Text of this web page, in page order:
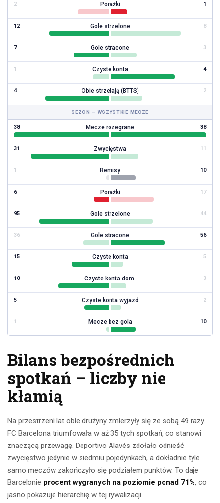
2 Porażki 1
12 Gole strzelone 8
7 Gole stracone 3
1 Czyste konta 4
4 Obie strzelają (BTTS) 2
SEZON — WSZYSTKIE MECZE
38 Mecze rozegrane 38
31 Zwycięstwa 11
1 Remisy 10
6 Porażki 17
95 Gole strzelone 44
36 Gole stracone 56
15 Czyste konta 5
10 Czyste konta dom. 3
5 Czyste konta wyjazd 2
1 Mecze bez gola 10
Bilans bezpośrednich
spotkań – liczby nie
kłamią
Na przestrzeni lat obie drużyny zmierzyły się ze sobą 49 razy.
FC Barcelona triumfowała w aż 35 tych spotkań, co stanowi
znaczącą przewagę. Deportivo Alavés zdołało odnieść
zwycięstwo jedynie w siedmiu pojedynkach, a dokładnie tyle
samo meczów zakończyło się podziałem punktów. To daje
Barcelonie procent wygranych na poziomie ponad 71%, co
jasno pokazuje hierarchię w tej rywalizacji.